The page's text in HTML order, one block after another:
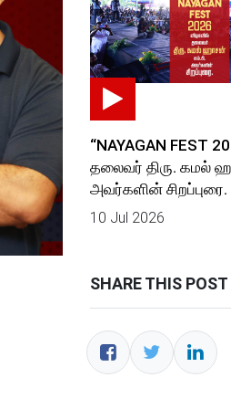
“NAYAGAN FEST
தலைவர் திரு. கமல்
அவர்களின் சிறப்புரை.
10 Jul 2026
SHARE THIS POST